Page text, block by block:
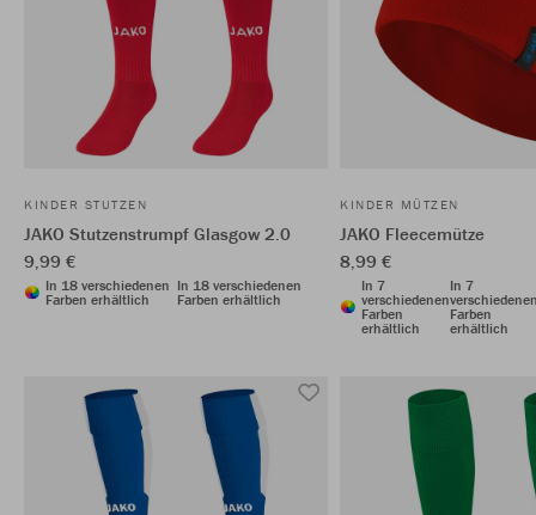
KINDER STUTZEN
JAKO Stutzenstrumpf Glasgow 2.0
9,99 €
In 18 verschiedenen
Farben erhältlich
In 18 verschiedenen
Farben erhältlich
KINDER MÜTZEN
JAKO Fleecemütze
8,99 €
In 7
verschiedenen
Farben
erhältlich
In 7
Farben
erhältlich